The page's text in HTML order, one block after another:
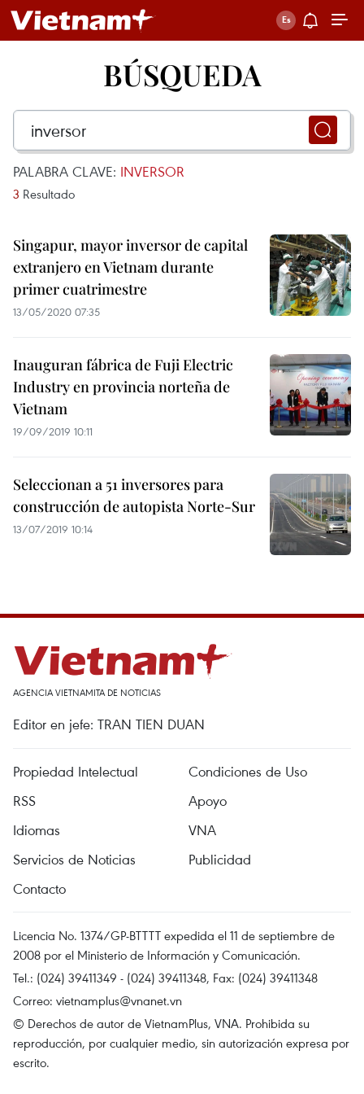
BÚSQUEDA
PALABRA CLAVE: INVERSOR
3 Resultado
Singapur, mayor inversor de capital
extranjero en Vietnam durante
primer cuatrimestre
13/05/2020 07:35
Inauguran fábrica de Fuji Electric
Industry en provincia norteña de
Vietnam
19/09/2019 10:11
Seleccionan a 51 inversores para
construcción de autopista Norte-Sur
13/07/2019 10:14
AGENCIA VIETNAMITA DE NOTICIAS
Editor en jefe: TRAN TIEN DUAN
Propiedad Intelectual
Condiciones de Uso
RSS
Apoyo
Idiomas
VNA
Servicios de Noticias
Publicidad
Contacto
Licencia No. 1374/GP-BTTTT expedida el 11 de septiembre de
2008 por el Ministerio de Información y Comunicación.
Tel.: (024) 39411349 - (024) 39411348, Fax: (024) 39411348
Correo: vietnamplus@vnanet.vn
© Derechos de autor de VietnamPlus, VNA. Prohibida su
reproducción, por cualquier medio, sin autorización expresa por
escrito.